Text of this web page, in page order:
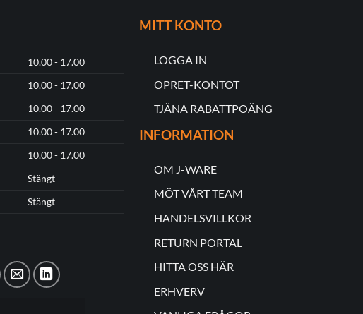
10.00 - 17.00
10.00 - 17.00
10.00 - 17.00
10.00 - 17.00
10.00 - 17.00
Stängt
Stängt
MITT KONTO
LOGGA IN
OPRET-KONTOT
TJÄNA RABATTPOÄNG
INFORMATION
OM J-WARE
MÖT VÅRT TEAM
HANDELSVILLKOR
RETURN PORTAL
HITTA OSS HÄR
ERHVERV